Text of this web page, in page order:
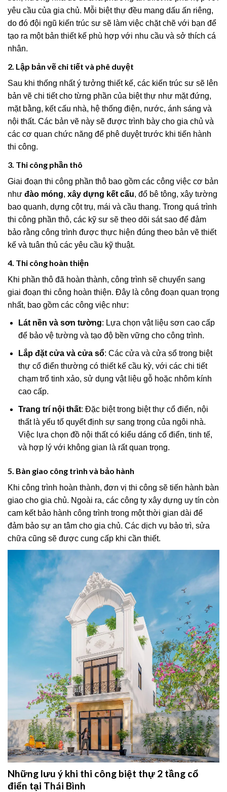
yêu cầu của gia chủ. Mỗi biệt thự đều mang dấu ấn riêng,
do đó đội ngũ kiến trúc sư sẽ làm việc chặt chẽ với bạn để
tạo ra một bản thiết kế phù hợp với nhu cầu và sở thích cá
nhân.
2. Lập bản vẽ chi tiết và phê duyệt
Sau khi thống nhất ý tưởng thiết kế, các kiến trúc sư sẽ lên
bản vẽ chi tiết cho từng phần của biệt thự như mặt đứng,
mặt bằng, kết cấu nhà, hệ thống điện, nước, ánh sáng và
nội thất. Các bản vẽ này sẽ được trình bày cho gia chủ và
các cơ quan chức năng để phê duyệt trước khi tiến hành
thi công.
3. Thi công phần thô
Giai đoạn thi công phần thô bao gồm các công việc cơ bản
như đào móng, xây dựng kết cấu, đổ bê tông, xây tường
bao quanh, dựng cột trụ, mái và cầu thang. Trong quá trình
thi công phần thô, các kỹ sư sẽ theo dõi sát sao để đảm
bảo rằng công trình được thực hiện đúng theo bản vẽ thiết
kế và tuân thủ các yêu cầu kỹ thuật.
4. Thi công hoàn thiện
Khi phần thô đã hoàn thành, công trình sẽ chuyển sang
giai đoạn thi công hoàn thiện. Đây là công đoạn quan trọng
nhất, bao gồm các công việc như:
Lát nền và sơn tường: Lựa chọn vật liệu sơn cao cấp
để bảo vệ tường và tạo độ bền vững cho công trình.
Lắp đặt cửa và cửa sổ: Các cửa và cửa sổ trong biệt
thự cổ điển thường có thiết kế cầu kỳ, với các chi tiết
chạm trổ tinh xảo, sử dụng vật liệu gỗ hoặc nhôm kính
cao cấp.
Trang trí nội thất: Đặc biệt trong biệt thự cổ điển, nội
thất là yếu tố quyết định sự sang trọng của ngôi nhà.
Việc lựa chọn đồ nội thất có kiểu dáng cổ điển, tinh tế,
và hợp lý với không gian là rất quan trọng.
5. Bàn giao công trình và bảo hành
Khi công trình hoàn thành, đơn vị thi công sẽ tiến hành bàn
giao cho gia chủ. Ngoài ra, các công ty xây dựng uy tín còn
cam kết bảo hành công trình trong một thời gian dài để
đảm bảo sự an tâm cho gia chủ. Các dịch vụ bảo trì, sửa
chữa cũng sẽ được cung cấp khi cần thiết.
Những lưu ý khi thi công biệt thự 2 tầng cổ
điển tại Thái Bình